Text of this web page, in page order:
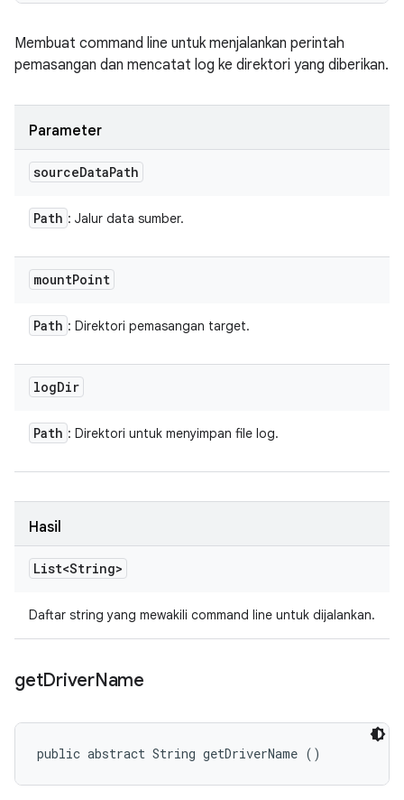
Membuat command line untuk menjalankan perintah
pemasangan dan mencatat log ke direktori yang diberikan.
Parameter
sourceDataPath
Path : Jalur data sumber.
mountPoint
Path : Direktori pemasangan target.
logDir
Path : Direktori untuk menyimpan file log.
Hasil
List<String>
Daftar string yang mewakili command line untuk dijalankan.
getDriverName
public abstract String getDriverName ()